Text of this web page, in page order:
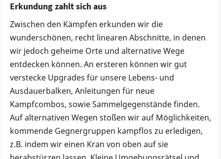
Erkundung zahlt sich aus
Zwischen den Kämpfen erkunden wir die
wunderschönen, recht linearen Abschnitte, in denen
wir jedoch geheime Orte und alternative Wege
entdecken können. An ersteren können wir gut
verstecke Upgrades für unsere Lebens- und
Ausdauerbalken, Anleitungen für neue
Kampfcombos, sowie Sammelgegenstände finden.
Auf alternativen Wegen stoßen wir auf Möglichkeiten,
kommende Gegnergruppen kampflos zu erledigen,
z.B. indem wir einen Kran von oben auf sie